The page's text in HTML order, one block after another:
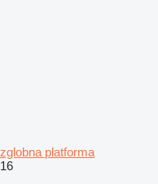
zglobna platforma
16